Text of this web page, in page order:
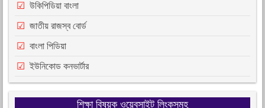
উকিপিডিয়া বাংলা
জাতীয় রাজস্ব বোর্ড
বাংলা পিডিয়া
ইউনিকোড কনভার্টার
শিক্ষা বিষয়ক ওয়েবসাইট লিংকসমূহ